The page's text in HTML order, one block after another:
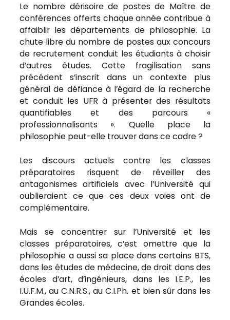
Le nombre dérisoire de postes de Maître de
conférences offerts chaque année contribue à
affaiblir les départements de philosophie. La
chute libre du nombre de postes aux concours
de recrutement conduit les étudiants à choisir
d’autres études. Cette fragilisation sans
précédent s’inscrit dans un contexte plus
général de défiance à l’égard de la recherche
et conduit les UFR à présenter des résultats
quantifiables et des parcours «
professionnalisants ». Quelle place la
philosophie peut-elle trouver dans ce cadre ?
Les discours actuels contre les classes
préparatoires risquent de réveiller des
antagonismes artificiels avec l’Université qui
oublieraient ce que ces deux voies ont de
complémentaire.
Mais se concentrer sur l’Université et les
classes préparatoires, c’est omettre que la
philosophie a aussi sa place dans certains BTS,
dans les études de médecine, de droit dans des
écoles d’art, d’ingénieurs, dans les I.E.P., les
I.U.F.M., au C.N.R.S., au C.I.Ph. et bien sûr dans les
Grandes écoles.